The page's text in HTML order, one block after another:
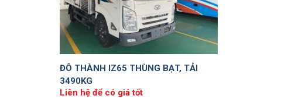
ĐÔ THÀNH IZ65 THÙNG BẠT, TẢI
3490KG
Liên hệ để có giá tốt